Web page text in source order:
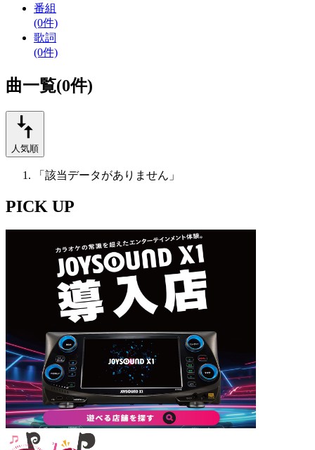
番組
(0件)
歌詞
(0件)
曲一覧(0件)
人気順
「該当データがありません」
PICK UP